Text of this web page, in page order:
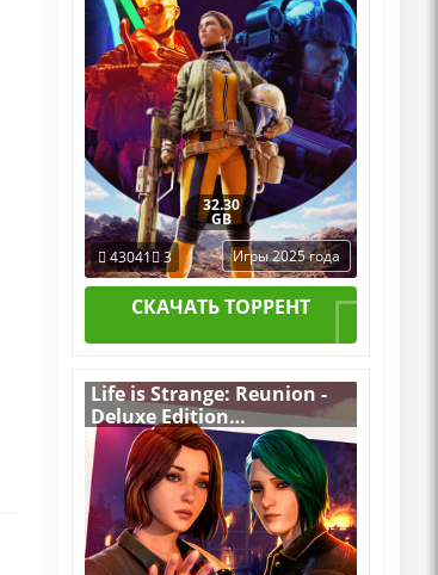
32.30
GB
43041
3 Игры 2025 года
СКАЧАТЬ ТОРРЕНТ
Life is Strange: Reunion -
Deluxe Edition
v.Build 22313698
[RUS|ENG] (2026) PC
Пиратка Portable + All
DLCs